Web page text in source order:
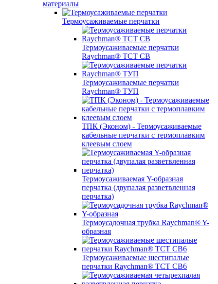
материалы
Термоусаживаемые перчатки
Термоусаживаемые перчатки
Raychman® TCT CB
Термоусаживаемые перчатки
Raychman® ТУП
ТПК (Эконом) - Термоусаживаемые
кабельные перчатки с термоплавким
клеевым слоем
Термоусаживаемая Y-образная
перчатка (двупалая разветвленная
перчатка)
Термоусадочная трубка Raychman® Y-
образная
Термоусаживаемые шестипалые
перчатки Raychman® ТСТ СВ6